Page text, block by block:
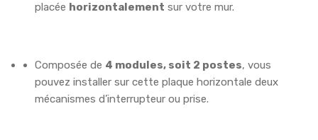
placée horizontalement sur votre mur.
Composée de 4 modules, soit 2 postes, vous
pouvez installer sur cette plaque horizontale deux
mécanismes d’interrupteur ou prise.